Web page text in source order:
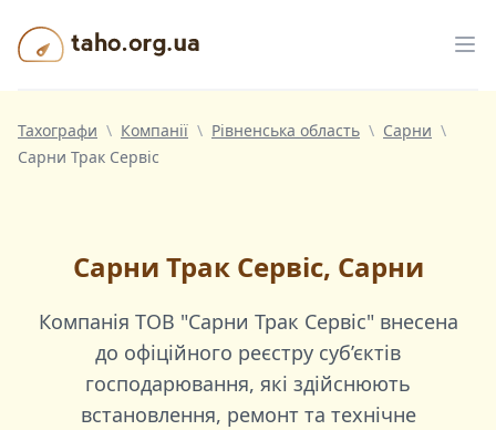
Taho.org.ua
Тахографи \ Компанії \ Рівненська область \ Сарни \
Сарни Трак Сервіс
Сарни Трак Сервіс, Сарни
Компанія ТОВ "Сарни Трак Сервіс"внесена
до офіційного реєстру суб’єктів
господарювання, які здійснюють
встановлення, ремонт та технічне